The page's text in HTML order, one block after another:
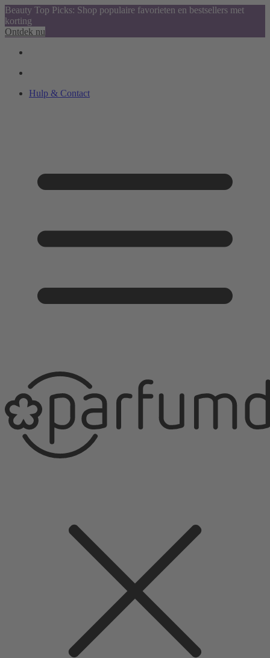
Beauty Top Picks: Shop populaire favorieten en bestsellers met
korting
Ontdek nu
Hulp & Contact